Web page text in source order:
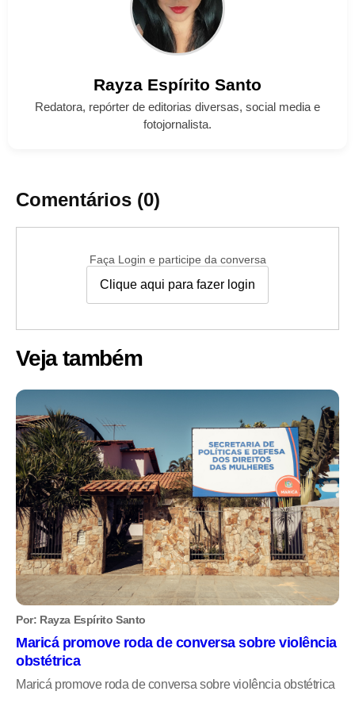
Rayza Espírito Santo
Redatora, repórter de editorias diversas, social media e
fotojornalista.
Comentários (0)
Faça Login e participe da conversa
Clique aqui para fazer login
Veja também
Por: Rayza Espírito Santo
Maricá promove roda de conversa sobre violência
obstétrica
Maricá promove roda de conversa sobre violência obstétrica